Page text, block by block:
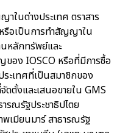
ในต่างประเทศ ตราสาร
รือเป็นการทำสัญญาใน
หลักทรัพย์และ
อง IOSCO หรือที่มีการซื้อ
ะเทศที่เป็นสมาชิกของ
ตั้งและเสนอขายใน GMS
รณรัฐประชาธิปไตย
พเมียนมาร์ สาธารณรัฐ